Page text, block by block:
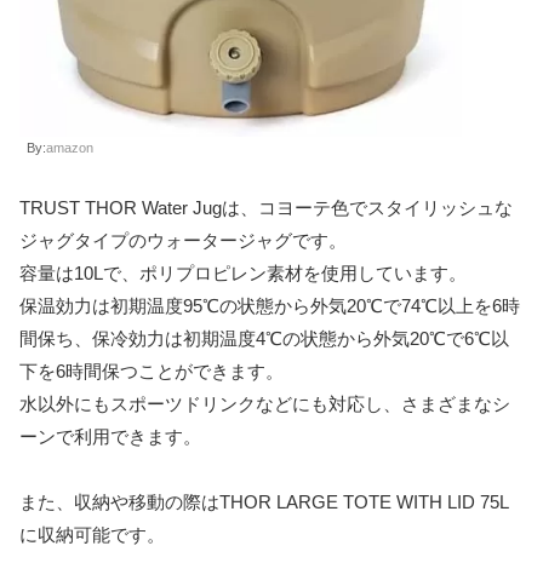
By:amazon
TRUST THOR Water Jugは、コヨーテ色でスタイリッシュな
ジャグタイプのウォータージャグです。
容量は10Lで、ポリプロピレン素材を使用しています。
保温効力は初期温度95℃の状態から外気20℃で74℃以上を6時
間保ち、保冷効力は初期温度4℃の状態から外気20℃で6℃以
下を6時間保つことができます。
水以外にもスポーツドリンクなどにも対応し、さまざまなシ
ーンで利用できます。
また、収納や移動の際はTHOR LARGE TOTE WITH LID 75L
に収納可能です。